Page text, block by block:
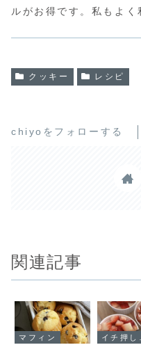
ルがお得です。私もよく
クッキー レシピ
chiyoをフォローする
関連記事
マフィン